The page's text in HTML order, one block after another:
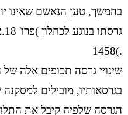
בהמשך, טען הנאשם שאינו
גרסתו בנוגע לכחלון )פרו' 21.2.18 ,עמ'
.)1458
שינויי גרסה תכופים אלה
בגרסאותיו, מובילים
הגרסה שלפיה קיבל את